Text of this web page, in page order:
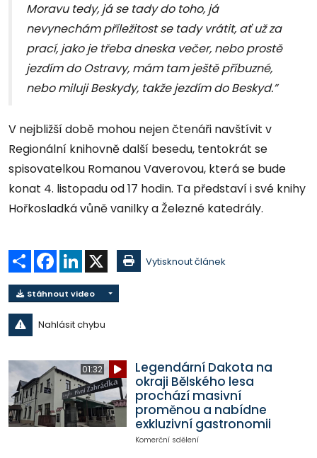
Moravu tedy, já se tady do toho, já
nevynechám příležitost se tady vrátit, ať už za
prací, jako je třeba dneska večer, nebo prostě
jezdím do Ostravy, mám tam ještě příbuzné,
nebo miluji Beskydy, takže jezdím do Beskyd.”
V nejbližší době mohou nejen čtenáři navštívit v
Regionální knihovně další besedu, tentokrát se
spisovatelkou Romanou Vaverovou, která se bude
konat 4. listopadu od 17 hodin. Ta představí i své knihy
Hořkosladká vůně vanilky a Železné katedrály.
Sdílet Facebook
LinkedIn Vytisknout článek
Stáhnout video
Nahlásit chybu
01:32
Legendární Dakota na
okraji Bělského lesa
prochází masivní
proměnou a nabídne
exkluzivní gastronomii
Komerční sdělení